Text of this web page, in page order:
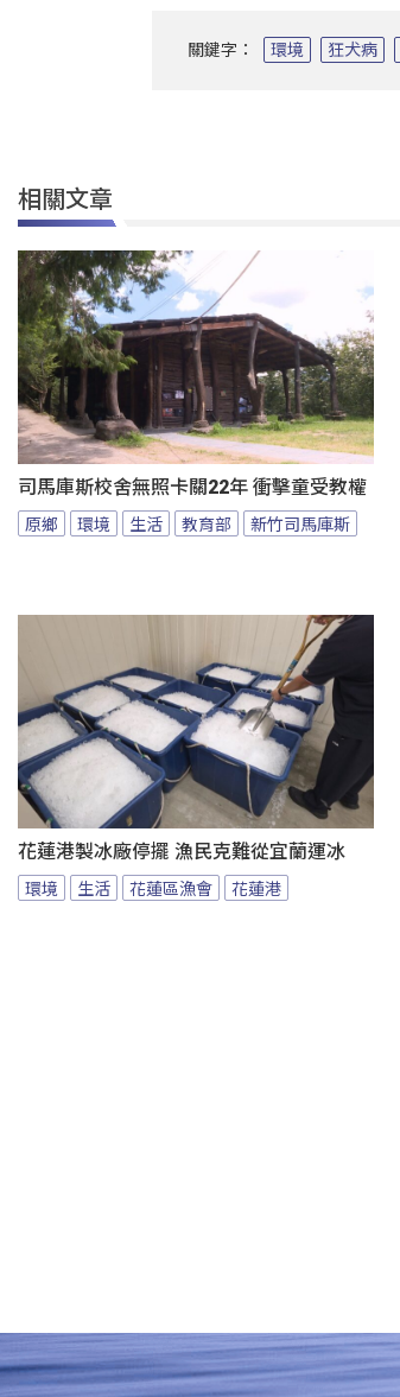
關鍵字： 環境 狂犬病
相關文章
司馬庫斯校舍無照卡關22年 衝擊童受教權
原鄉 環境 生活 教育部 新竹司馬庫斯
花蓮港製冰廠停擺 漁民克難從宜蘭運冰
環境 生活 花蓮區漁會 花蓮港